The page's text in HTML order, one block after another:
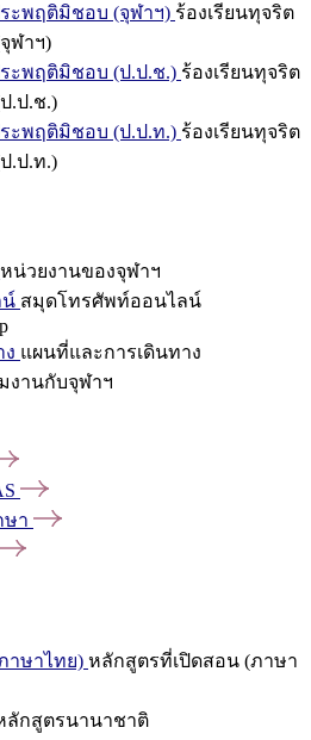
ะพฤติมิชอบ (จุฬาฯ) ร้องเรียนทุจริต
ฬาฯ)
ะพฤติมิชอบ (ป.ป.ช.) ร้องเรียนทุจริต
.ป.ช.)
ะพฤติมิชอบ (ป.ป.ท.) ร้องเรียนทุจริต
.ป.ท.)
หน่วยงานของจุฬาฯ
น์ สมุดโทรศัพท์ออนไลน์
แผนที่และการเดินทาง
งานกับจุฬาฯ
ษา
าษาไทย) หลักสูตรที่เปิดสอน (ภาษา
ลักสูตรนานาชาติ